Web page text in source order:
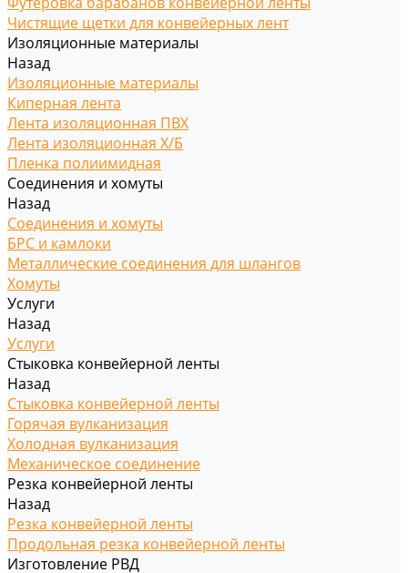
Чистящие щетки для конвейерных лент
Изоляционные материалы
Назад
Изоляционные материалы
Киперная лента
Лента изоляционная ПВХ
Лента изоляционная Х/Б
Пленка полиимидная
Соединения и хомуты
Назад
Соединения и хомуты
БРС и камлоки
Металлические соединения для шлангов
Хомуты
Услуги
Назад
Услуги
Стыковка конвейерной ленты
Назад
Стыковка конвейерной ленты
Горячая вулканизация
Холодная вулканизация
Механическое соединение
Резка конвейерной ленты
Назад
Резка конвейерной ленты
Продольная резка конвейерной ленты
Изготовление РВД